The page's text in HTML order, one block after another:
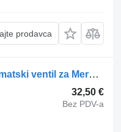
prodavca
Mercedes-Benz Air suspension control valve, ECAS 0003278525 pneumatski ventil za Mercedes-Benz ACTROS 1832L tegljača
32,50 €
Bez PDV-a